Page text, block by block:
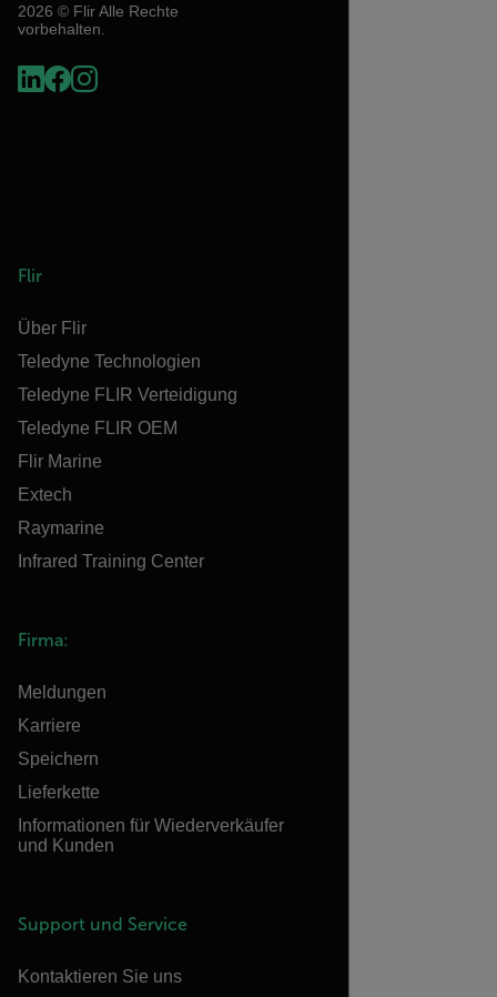
2026 © Flir Alle Rechte
vorbehalten.
Flir
Über Flir
Teledyne Technologien
Teledyne FLIR Verteidigung
Teledyne FLIR OEM
Flir Marine
Extech
Raymarine
Infrared Training Center
Firma:
Meldungen
Karriere
Speichern
Lieferkette
Informationen für Wiederverkäufer
und Kunden
Support und Service
Kontaktieren Sie uns